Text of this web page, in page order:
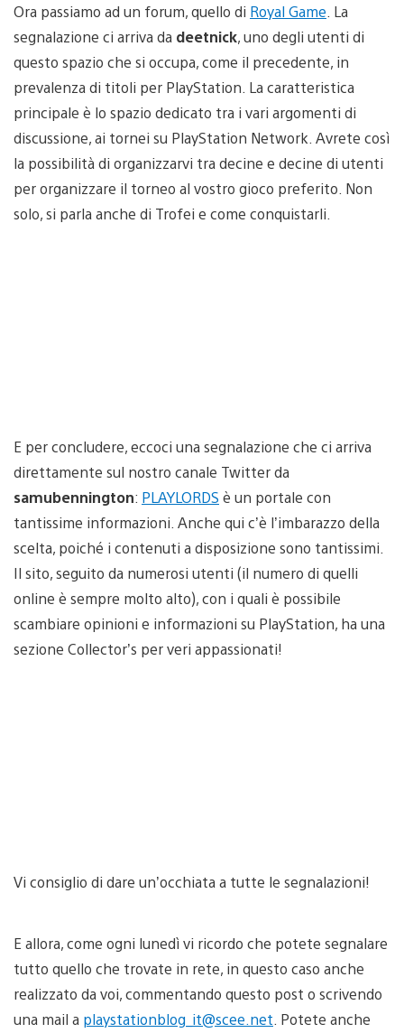
Ora passiamo ad un forum, quello di Royal Game . La
segnalazione ci arriva da deetnick, uno degli utenti di
questo spazio che si occupa, come il precedente, in
prevalenza di titoli per PlayStation. La caratteristica
principale è lo spazio dedicato tra i vari argomenti di
discussione, ai tornei su PlayStation Network. Avrete così
la possibilità di organizzarvi tra decine e decine di utenti
per organizzare il torneo al vostro gioco preferito. Non
solo, si parla anche di Trofei e come conquistarli.
E per concludere, eccoci una segnalazione che ci arriva
direttamente sul nostro canale Twitter da
samubennington: PLAYLORDS è un portale con
tantissime informazioni. Anche qui c’è l’imbarazzo della
scelta, poiché i contenuti a disposizione sono tantissimi.
Il sito, seguito da numerosi utenti (il numero di quelli
online è sempre molto alto), con i quali è possibile
scambiare opinioni e informazioni su PlayStation, ha una
sezione Collector’s per veri appassionati!
Vi consiglio di dare un’occhiata a tutte le segnalazioni!
E allora, come ogni lunedì vi ricordo che potete segnalare
tutto quello che trovate in rete, in questo caso anche
realizzato da voi, commentando questo post o scrivendo
una mail a playstationblog_it@scee.net . Potete anche